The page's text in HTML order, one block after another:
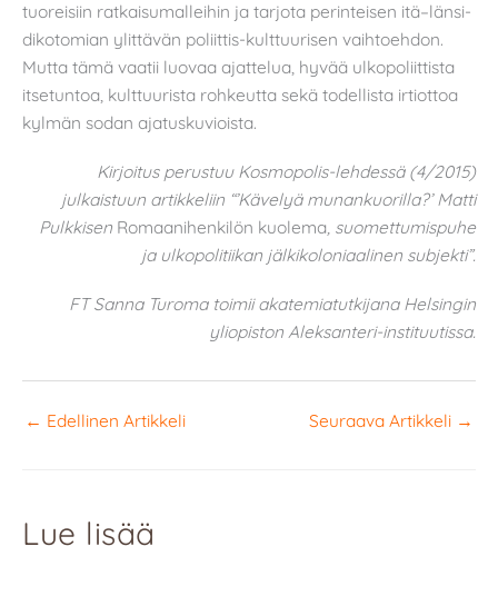
tuoreisiin ratkaisumalleihin ja tarjota perinteisen itä–länsi-
dikotomian ylittävän poliittis-kulttuurisen vaihtoehdon.
Mutta tämä vaatii luovaa ajattelua, hyvää ulkopoliittista
itsetuntoa, kulttuurista rohkeutta sekä todellista irtiottoa
kylmän sodan ajatuskuvioista.
Kirjoitus perustuu Kosmopolis-lehdessä (4/2015)
julkaistuun artikkeliin “’Kävelyä munankuorilla?’ Matti
Pulkkisen Romaanihenkilön kuolema, suomettumispuhe
ja ulkopolitiikan jälkikoloniaalinen subjekti”.
FT Sanna Turoma toimii akatemiatutkijana Helsingin
yliopiston Aleksanteri-instituutissa.
← Edellinen Artikkeli Seuraava Artikkeli →
Lue lisää